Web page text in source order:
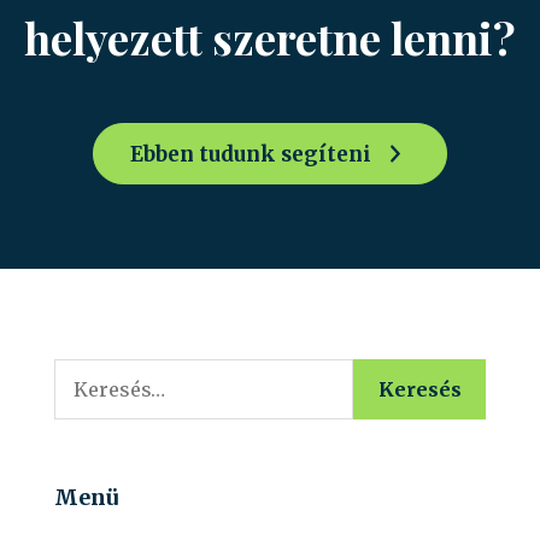
helyezett szeretne lenni?
Ebben tudunk segíteni
Keresés:
Menü